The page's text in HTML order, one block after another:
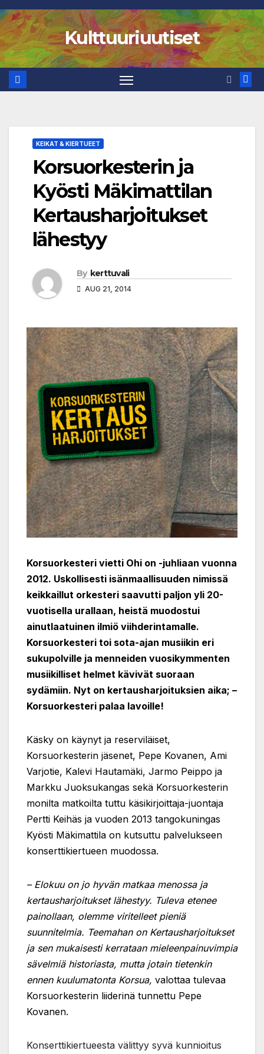
Skip
to
content
Kulttuuriuutiset
KEIKAT & KIERTUEET
Korsuorkesterin ja
Kyösti Mäkimattilan
Kertausharjoitukset
lähestyy
By kerttuvali
AUG 21, 2014
Korsuorkesteri vietti Ohi on -juhliaan vuonna
2012. Uskollisesti isänmaallisuuden nimissä
keikkaillut orkesteri saavutti paljon yli 20-
vuotisella urallaan, heistä muodostui
ainutlaatuinen ilmiö viihderintamalle.
Korsuorkesteri toi sota-ajan musiikin eri
sukupolville ja menneiden vuosikymmenten
musiikilliset helmet kävivät suoraan
sydämiin. Nyt on kertausharjoituksien aika; –
Korsuorkesteri palaa lavoille!
Käsky on käynyt ja reserviläiset,
Korsuorkesterin jäsenet, Pepe Kovanen, Ami
Varjotie, Kalevi Hautamäki, Jarmo Peippo ja
Markku Juoksukangas sekä Korsuorkesterin
monilta matkoilta tuttu käsikirjoittaja-juontaja
Pertti Keihäs ja vuoden 2013 tangokuningas
Kyösti Mäkimattila on kutsuttu palvelukseen
konserttikiertueen muodossa.
– Elokuu on jo hyvän matkaa menossa ja
kertausharjoitukset lähestyy. Tuleva etenee
painollaan, olemme viritelleet pieniä
suunnitelmia. Teemahan on Kertausharjoitukset
ja sen mukaisesti kerrataan mieleenpainuvimpia
sävelmiä historiasta, mutta jotain tietenkin
ennen kuulumatonta Korsua, valottaa tulevaa
Korsuorkesterin liiderinä tunnettu Pepe
Kovanen.
Konserttikiertueesta välittyy syvä kunnioitus